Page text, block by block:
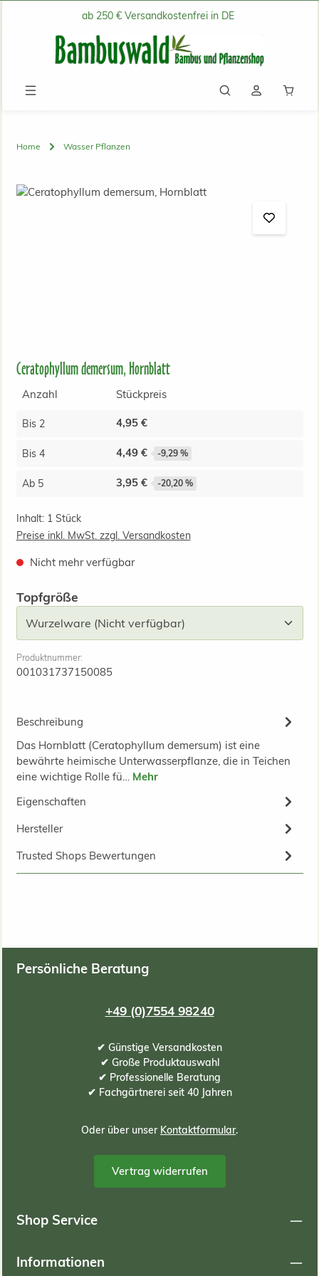
Zum Hauptinhalt springenab 250 € Versandkostenfrei in DE
Home Wasser Pflanzen
Bildergalerie überspringen
Ceratophyllum demersum, Hornblatt
Anzahl Stückpreis
Bis 2 4,95 €
Bis 4 4,49 € -9,29 %
Ab 5 3,95 € -20,20 %
Inhalt: 1 Stück
Preise inkl. MwSt. zzgl. Versandkosten
Nicht mehr verfügbar
Topfgrößeauswählen
Produktnummer:
001031737150085
Beschreibung
Das Hornblatt (Ceratophyllum demersum) ist eine
bewährte heimische Unterwasserpflanze, die in Teichen
eine wichtige Rolle fü… Mehr
Eigenschaften
Hersteller
Trusted Shops Bewertungen
Persönliche Beratung
+49 (0)7554 98240
✔ Günstige Versandkosten
✔ Große Produktauswahl
✔ Professionelle Beratung
✔ Fachgärtnerei seit 40 Jahren
Oder über unser Kontaktformular.
Vertrag widerrufen
Shop Service
Informationen